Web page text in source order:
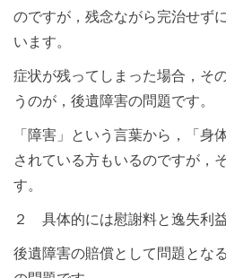
のですが，残念ながら完治せず
います。
症状が残ってしまった場合，そ
うのが，後遺障害の問題です。
「障害」という言葉から，「身
されている方もいるのですが，
す。
２ 具体的には慰謝料と逸失利
後遺障害の賠償として問題とな